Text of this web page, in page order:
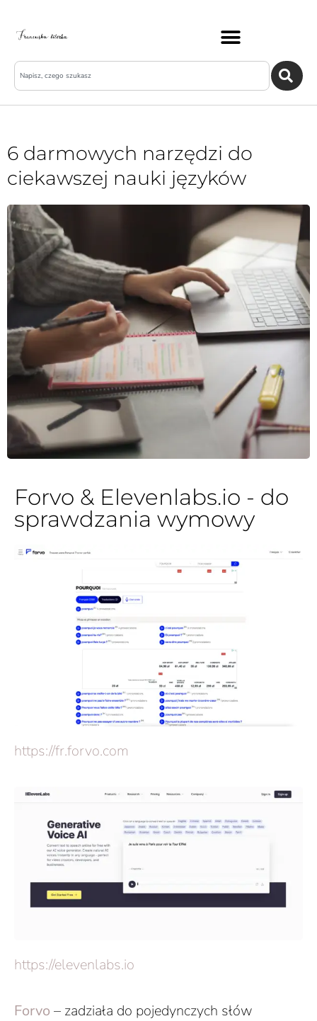
6 darmowych narzędzi do
ciekawszej nauki języków
Forvo & Elevenlabs.io - do
sprawdzania wymowy
https://fr.forvo.com
https://elevenlabs.io
Forvo – zadziała do pojedynczych słów